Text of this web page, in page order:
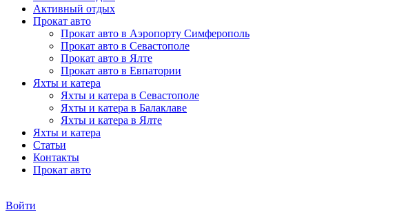
Активный отдых
Прокат авто
Прокат авто в Аэропорту Симферополь
Прокат авто в Севастополе
Прокат авто в Ялте
Прокат авто в Евпатории
Яхты и катера
Яхты и катера в Севастополе
Яхты и катера в Балаклаве
Яхты и катера в Ялте
Яхты и катера
Статьи
Контакты
Прокат авто
Войти